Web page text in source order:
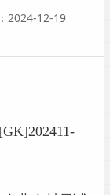
2024-12-19